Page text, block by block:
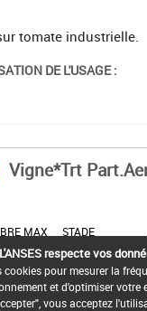
tomate industrielle.
DE L'USAGE :
Vigne*Trt
MAX
STADE
D'APPLICATION
Min
: -
Max
: -
L'ANSES respecte vos
cookies pour mesurer la
et d'optimiser votre
vous acceptez